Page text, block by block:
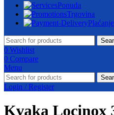
Ponuda
Trgovina
0 Wishlist
0 Compare
Menu
Login / Register
Kvaka Locinox